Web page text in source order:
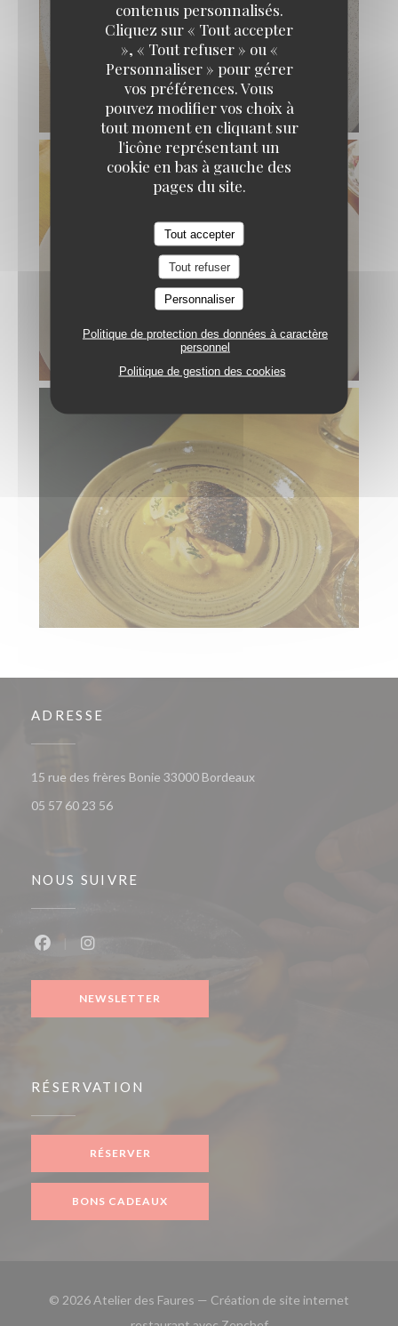
contenus personnalisés.
Cliquez sur « Tout accepter
», « Tout refuser » ou «
Personnaliser » pour gérer
vos préférences. Vous
pouvez modifier vos choix à
tout moment en cliquant sur
l'icône représentant un
cookie en bas à gauche des
pages du site.
Tout accepter
Tout refuser
Personnaliser
Politique de protection des données à caractère
personnel
Politique de gestion des cookies
ADRESSE
15 rue des frères Bonie 33000 Bordeaux((ouvre une nouvelle
05 57 60 23 56
NOUS SUIVRE
NEWSLETTER
RÉSERVATION
RÉSERVER
BONS CADEAUX
© 2026 Atelier des Faures — Création de site internet